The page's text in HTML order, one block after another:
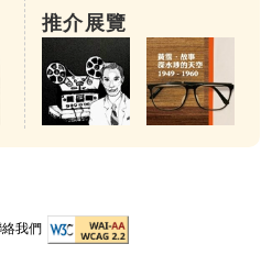
推介展覽
我們